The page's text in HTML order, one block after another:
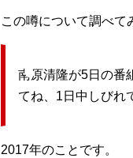
この噂について調べて
南原清隆が5日の番
てね、1日中しびれ
2017年のことです。